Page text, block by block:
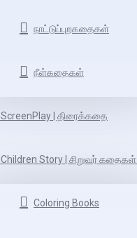
நாட்டுப்புறகதைகள்
நீள்கதைகள்
ScreenPlay | திரைக்கதை
Children Story | சிறுவர் கதைகள்
Coloring Books